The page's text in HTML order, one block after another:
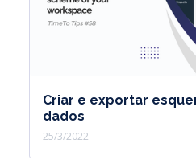
Criar e exportar
dados
25/3/2022